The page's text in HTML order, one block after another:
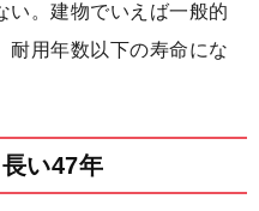
い。建物でいえば一般的
耐用年数以下の寿命にな
い47年